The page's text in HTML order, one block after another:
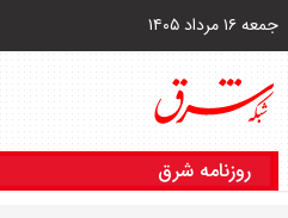
جمعه ۱۶ مرداد ۱۴۰۵
روزنامه شرق